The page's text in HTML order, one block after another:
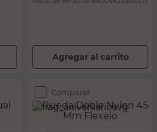
PRECIO SIN IMPUESTOS NACIONALES: $3053,72
Agregar al carrito
Comparar